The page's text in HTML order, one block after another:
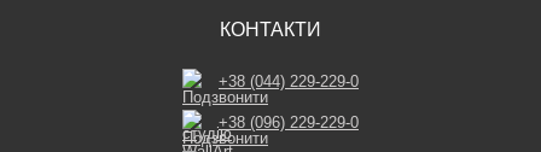
КОНТАКТИ
+38 (044) 229-229-0
+38 (096) 229-229-0